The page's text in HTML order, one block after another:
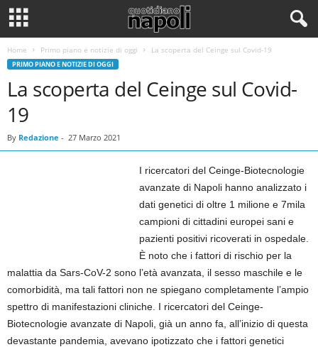
Home Primo piano e notizie di oggi La scoperta del Ceinge sul Covid-19
PRIMO PIANO E NOTIZIE DI OGGI
La scoperta del Ceinge sul Covid-
19
By Redazione - 27 Marzo 2021
I ricercatori del Ceinge-Biotecnologie
avanzate di Napoli hanno analizzato i
dati genetici di oltre 1 milione e 7mila
campioni di cittadini europei sani e
pazienti positivi ricoverati in ospedale.
È noto che i fattori di rischio per la
malattia da Sars-CoV-2 sono l’età avanzata, il sesso maschile e le
comorbidità, ma tali fattori non ne spiegano completamente l’ampio
spettro di manifestazioni cliniche. I ricercatori del Ceinge-
Biotecnologie avanzate di Napoli, già un anno fa, all’inizio di questa
devastante pandemia, avevano ipotizzato che i fattori genetici